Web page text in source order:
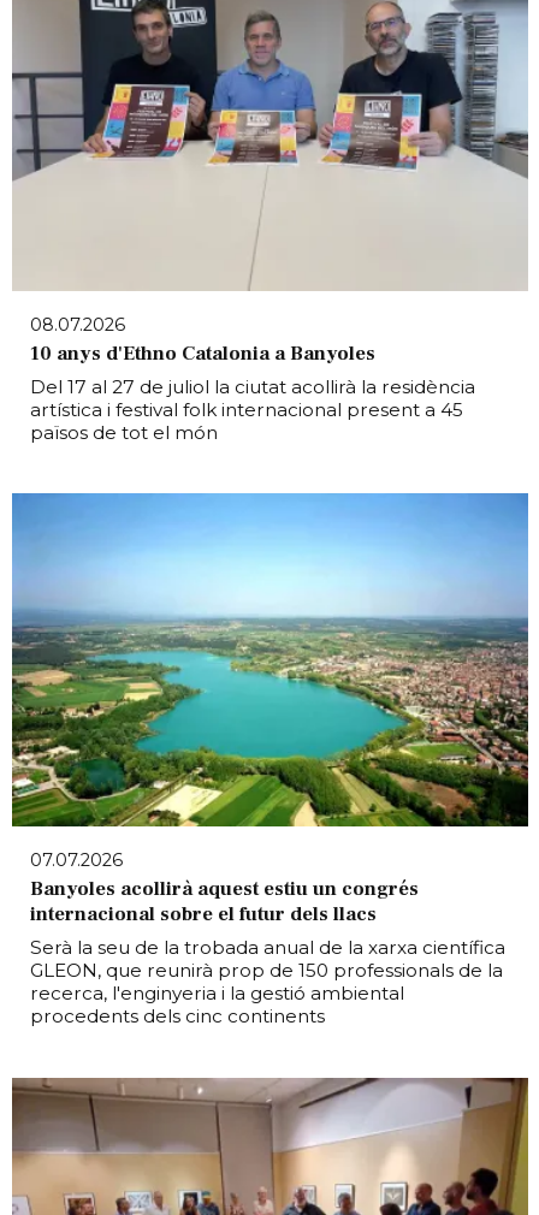
08.07.2026
10 anys d'Ethno Catalonia a Banyoles
Del 17 al 27 de juliol la ciutat acollirà la residència
artística i festival folk internacional present a 45
països de tot el món
07.07.2026
Banyoles acollirà aquest estiu un congrés
internacional sobre el futur dels llacs
Serà la seu de la trobada anual de la xarxa científica
GLEON, que reunirà prop de 150 professionals de la
recerca, l'enginyeria i la gestió ambiental
procedents dels cinc continents